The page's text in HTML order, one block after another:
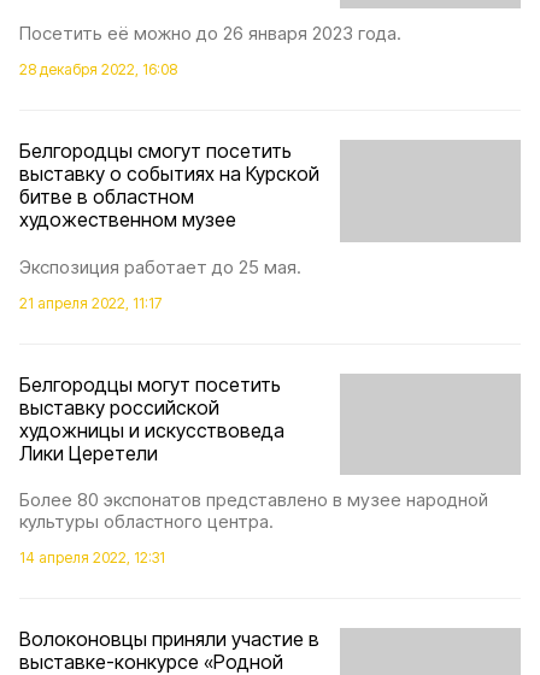
Посетить её можно до 26 января 2023 года.
28 декабря 2022, 16:08
Белгородцы смогут посетить
выставку о событиях на Курской
битве в областном
художественном музее
Экспозиция работает до 25 мая.
21 апреля 2022, 11:17
Белгородцы могут посетить
выставку российской
художницы и искусствоведа
Лики Церетели
Более 80 экспонатов представлено в музее народной
культуры областного центра.
14 апреля 2022, 12:31
Волоконовцы приняли участие в
выставке-конкурсе «Родной